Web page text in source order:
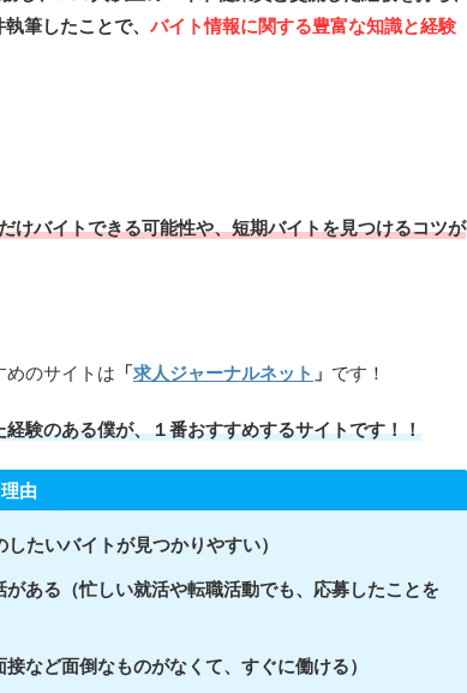
筆したことで、 バイト情報に関する豊富な知識と経験
けバイトできる可能性や、短期バイトを見つけるコツが
めのサイトは 「求人ジャーナルネット 」 です！
験のある僕が、１番おすすめするサイトです！！
由
たいバイトが見つかりやすい）
がある（忙しい就活や転職活動でも、応募したことを
など面倒なものがなくて、すぐに働ける）